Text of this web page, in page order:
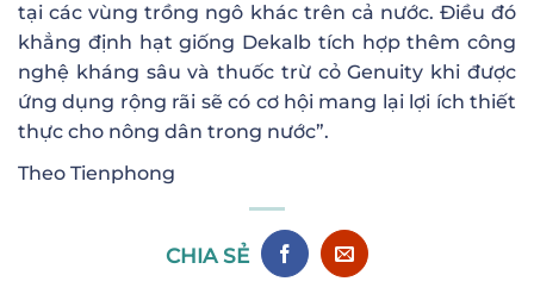
tại các vùng trồng ngô khác trên cả nước. Điều đó
khẳng định hạt giống Dekalb tích hợp thêm công
nghệ kháng sâu và thuốc trừ cỏ Genuity khi được
ứng dụng rộng rãi sẽ có cơ hội mang lại lợi ích thiết
thực cho nông dân trong nước”.
Theo Tienphong
CHIA SẺ